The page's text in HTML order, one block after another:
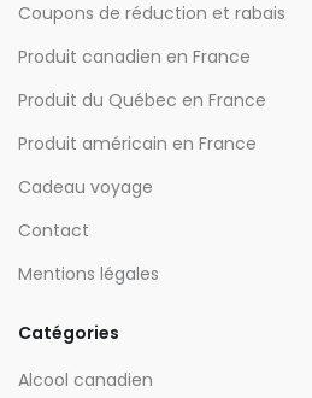
Coupons de réduction et rabais
Produit canadien en France
Produit du Québec en France
Produit américain en France
Cadeau voyage
Contact
Mentions légales
Catégories
Alcool canadien